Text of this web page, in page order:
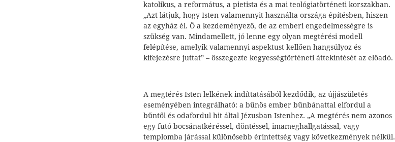
katolikus, a református, a pietista és a mai teológiatörténeti korszakban.
„Azt látjuk, hogy Isten valamennyit használta országa építésben, hiszen
az egyház él. Ő a kezdeményező, de az emberi engedelmességre is
szükség van. Mindamellett, jó lenne egy olyan megtérési modell
felépítése, amelyik valamennyi aspektust kellően hangsúlyoz és
kifejezésre juttat” – összegezte kegyességtörténeti áttekintését az előadó.
A megtérés Isten lelkének indíttatásából kezdődik, az újjászületés
eseményében integrálható: a bűnös ember bűnbánattal elfordul a
bűntől és odafordul hit által Jézusban Istenhez. „A megtérés nem azonos
egy futó bocsánatkéréssel, döntéssel, imameghallgatással, vagy
templomba járással különösebb érintettség vagy következmények nélkül.